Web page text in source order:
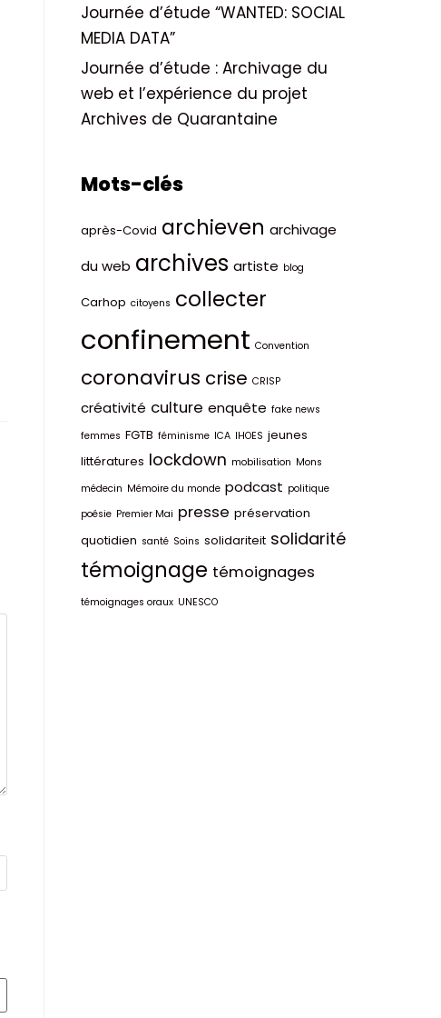
Journée d’étude “WANTED: SOCIAL
MEDIA DATA”
Journée d’étude : Archivage du
web et l’expérience du projet
Archives de Quarantaine
Mots-clés
après-Covid archieven archivage
du web archives artiste blog
Carhop citoyens collecter
confinement Convention
coronavirus crise CRISP
créativité culture enquête fake news
femmes FGTB féminisme ICA IHOES jeunes
littératures lockdown mobilisation Mons
médecin Mémoire du monde podcast politique
poésie Premier Mai presse préservation
quotidien santé Soins solidariteit solidarité
témoignage témoignages
témoignages oraux UNESCO